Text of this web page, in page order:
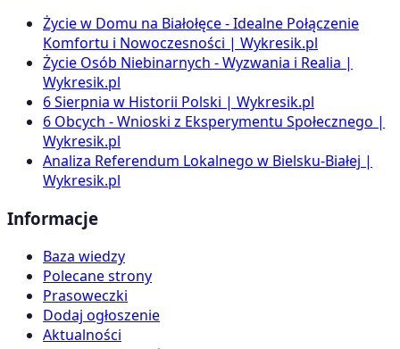
Życie w Domu na Białołęce - Idealne Połączenie
Komfortu i Nowoczesności | Wykresik.pl
Życie Osób Niebinarnych - Wyzwania i Realia |
Wykresik.pl
6 Sierpnia w Historii Polski | Wykresik.pl
6 Obcych - Wnioski z Eksperymentu Społecznego |
Wykresik.pl
Analiza Referendum Lokalnego w Bielsku-Białej |
Wykresik.pl
Informacje
Baza wiedzy
Polecane strony
Prasoweczki
Dodaj ogłoszenie
Aktualności